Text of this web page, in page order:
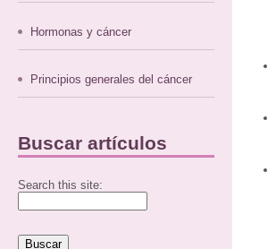
Hormonas y cáncer
Principios generales del cáncer
Buscar artículos
Search this site: